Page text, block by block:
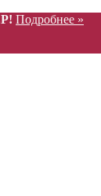
Подробнее »